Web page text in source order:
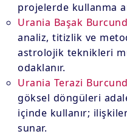
projelerde kullanma
Urania Başak
analiz, titizlik ve
astrolojik teknikleri
odaklanır.
Urania Terazi
göksel döngüleri
içinde kullanır;
sunar.